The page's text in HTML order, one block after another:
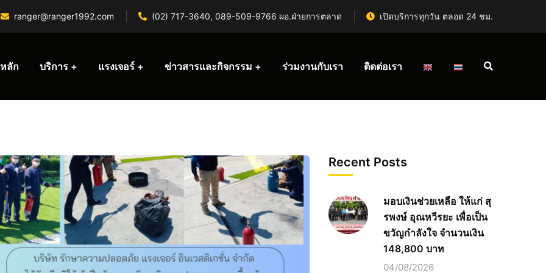
ranger@ranger1992.com (02) 717-3640, 089-509-9766 ผอ.ฝ่ายการตลาด เปิดบริการทุกวัน ตลอด 24 ชม.
ลัก บริการ แรงเจอร์ ข่าวสารและกิจกรรม ร่วมงานกับเรา ติดต่อเรา
Recent Posts
มอบเงินช่วยเหลือ ให้แก่ สุ
รพงษ์ อุณหวีรยะ เพื่อเป็น
ขวัญกำลังใจ จำนวนเงิน
148,800 บาท
04/08/2026